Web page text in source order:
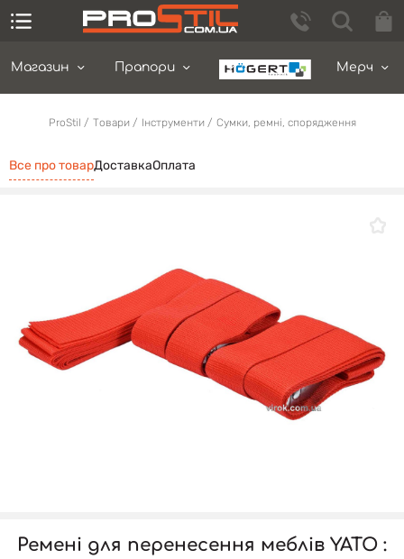
Магазин Прапори Мерч
ProStil Товари Інструменти Сумки, ремні, спорядження
Все про товарДоставкаОплата
Ремені для перенесення меблів YATO :